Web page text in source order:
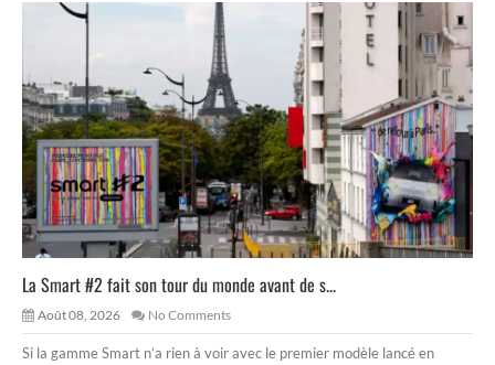
La Smart #2 fait son tour du monde avant de s...
Août 08, 2026 No Comments
Si la gamme Smart n’a rien à voir avec le premier modèle lancé en